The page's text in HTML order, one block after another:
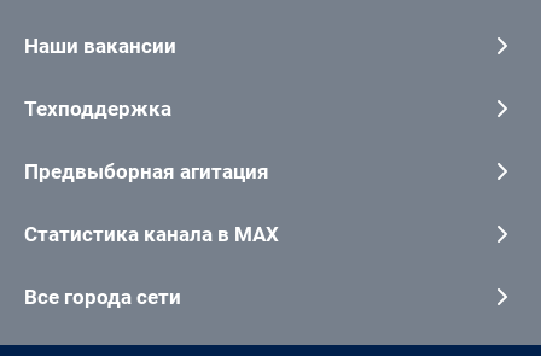
Наши вакансии
Техподдержка
Предвыборная агитация
Статистика канала в MAX
Все города сети